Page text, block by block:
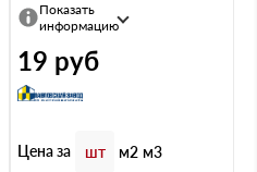
Показать
информацию
19 руб
Цена за шт м2 м3